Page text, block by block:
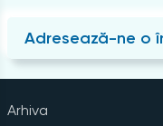
Adresează-ne o
Arhiva